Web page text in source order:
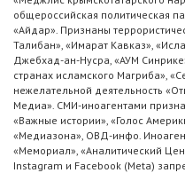
общероссийская политическая
«Айдар». Признаны
Талибан», «Имарат Кавказ»,
Джебхад-ан-Нусра, «АУМ
странах исламского Магриба»,
нежелательной деятельность
Медиа». СМИ-иноагентами
«Важные истории», «Голос
«Медиазона», ОВД-инфо.
«Мемориал», «Аналитический
Instagram и Facebook (Metа)